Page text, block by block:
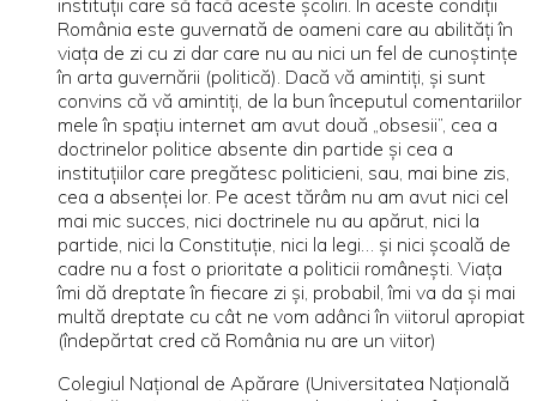
instituţii care să facă aceste şcoliri. În aceste condiţii
România este guvernată de oameni care au abilităţi în
viaţa de zi cu zi dar care nu au nici un fel de cunoştinţe
în arta guvernării (politică). Dacă vă amintiţi, şi sunt
convins că vă amintiţi, de la bun începutul comentariilor
mele în spaţiu internet am avut două „obsesii”, cea a
doctrinelor politice absente din partide şi cea a
instituţiilor care pregătesc politicieni, sau, mai bine zis,
cea a absenţei lor. Pe acest tărâm nu am avut nici cel
mai mic succes, nici doctrinele nu au apărut, nici la
partide, nici la Constituţie, nici la legi… şi nici şcoală de
cadre nu a fost o prioritate a politicii româneşti. Viaţa
îmi dă dreptate în fiecare zi şi, probabil, îmi va da şi mai
multă dreptate cu cât ne vom adânci în viitorul apropiat
(îndepărtat cred că România nu are un viitor)
Colegiul Naţional de Apărare (Universitatea Naţională